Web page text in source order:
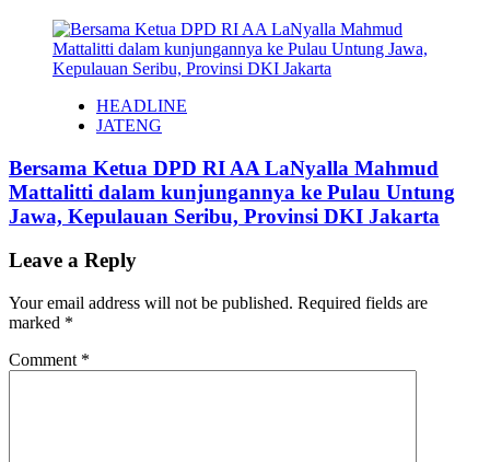
HEADLINE
JATENG
Bersama Ketua DPD RI AA LaNyalla Mahmud
Mattalitti dalam kunjungannya ke Pulau Untung
Jawa, Kepulauan Seribu, Provinsi DKI Jakarta
Leave a Reply
Your email address will not be published. Required fields are
marked *
Comment *